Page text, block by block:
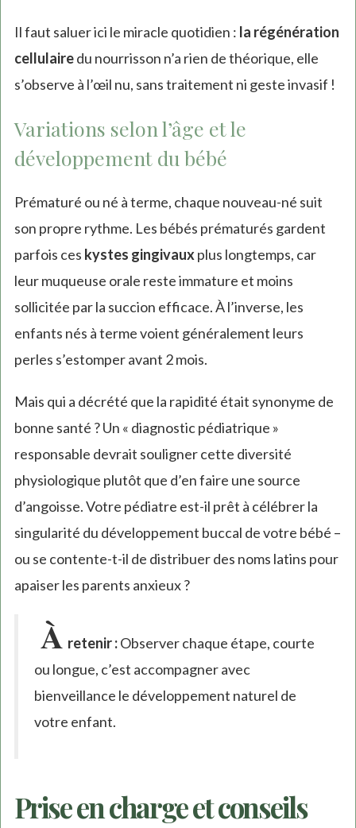
Il faut saluer ici le miracle quotidien : la régénération
cellulairedu nourrisson n’a rien de théorique, elle
s’observe à l’œil nu, sans traitement ni geste invasif !
Variations selon l’âge et le
développement du bébé
Prématuré ou né à terme, chaque nouveau-né suit
son propre rythme. Les bébés prématurés gardent
parfois ces kystes gingivaux plus longtemps, car
leur muqueuse orale reste immature et moins
sollicitée par la succion efficace. À l’inverse, les
enfants nés à terme voient généralement leurs
perles s’estomper avant 2 mois.
Mais qui a décrété que la rapidité était synonyme de
bonne santé ? Un « diagnostic pédiatrique »
responsable devrait souligner cette diversité
physiologique plutôt que d’en faire une source
d’angoisse. Votre pédiatre est-il prêt à célébrer la
singularité du développement buccal de votre bébé –
ou se contente-t-il de distribuer des noms latins pour
apaiser les parents anxieux ?
À retenir :Observer chaque étape, courte
ou longue, c’est accompagner avec
bienveillance le développement naturel de
votre enfant.
Prise en charge et conseils